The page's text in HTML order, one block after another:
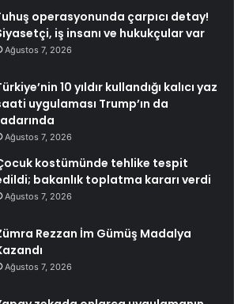
operasyonunda çarpıcı detay!
iş insanı ve hukukçular var
Ağustos 7, 2026
10 yıldır kullandığı kalıcı yaz
uygulaması Trump’ın da
Ağustos 7, 2026
kostümünde tehlike tespit
bakanlık toplatma kararı verdi
Ağustos 7, 2026
Rezzan İm Gümüş Madalya
Ağustos 7, 2026